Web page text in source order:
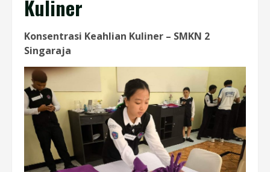
Kuliner
Konsentrasi Keahlian Kuliner – SMKN 2
Singaraja